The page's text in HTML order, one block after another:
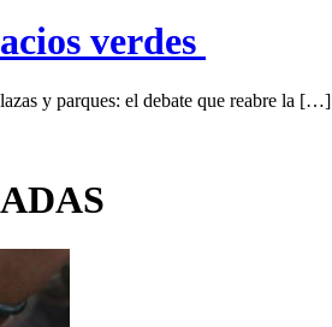
verdes
y parques: el debate que reabre la […]